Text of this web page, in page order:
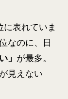
表れていま
なのに、日
」 が最多。
見えない